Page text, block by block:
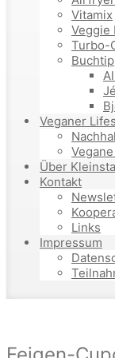
Vitamix
Veggie
Turbo-
Veganer
Über
Kontakt
Links
Impressum